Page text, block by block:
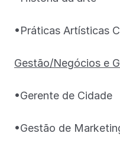
•Práticas Artísticas
Gestão/Negócios e
•Gerente de Cidade
•Gestão de